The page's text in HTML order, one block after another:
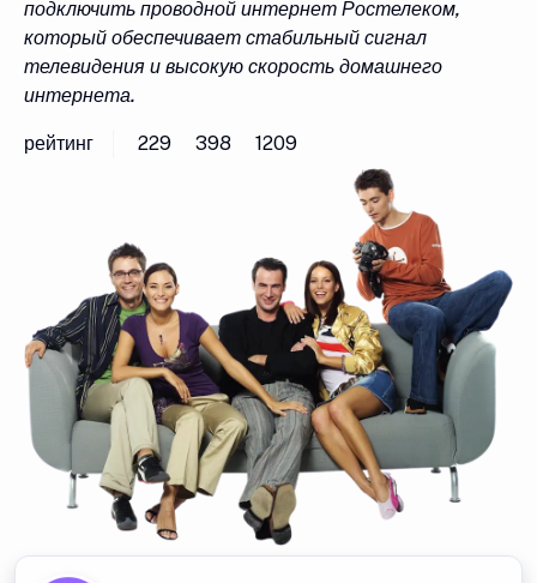
подключить проводной интернет Ростелеком,
который обеспечивает стабильный сигнал
телевидения и высокую скорость домашнего
интернета.
рейтинг 229 398 1209